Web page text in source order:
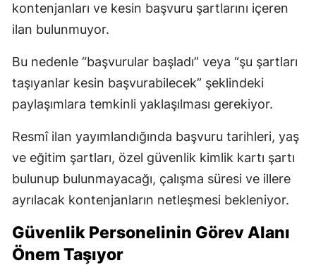
kontenjanları ve kesin başvuru şartlarını içeren
ilan bulunmuyor.
Bu nedenle “başvurular başladı” veya “şu şartları
taşıyanlar kesin başvurabilecek” şeklindeki
paylaşımlara temkinli yaklaşılması gerekiyor.
Resmî ilan yayımlandığında başvuru tarihleri, yaş
ve eğitim şartları, özel güvenlik kimlik kartı şartı
bulunup bulunmayacağı, çalışma süresi ve illere
ayrılacak kontenjanların netleşmesi bekleniyor.
Güvenlik Personelinin Görev Alanı
Önem Taşıyor